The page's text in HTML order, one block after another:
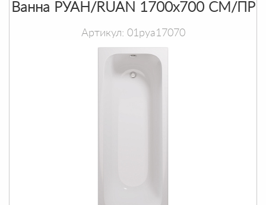
Ванна РУАН/RUAN 1700х700 СМ/ПР
Артикул: 01руа17070